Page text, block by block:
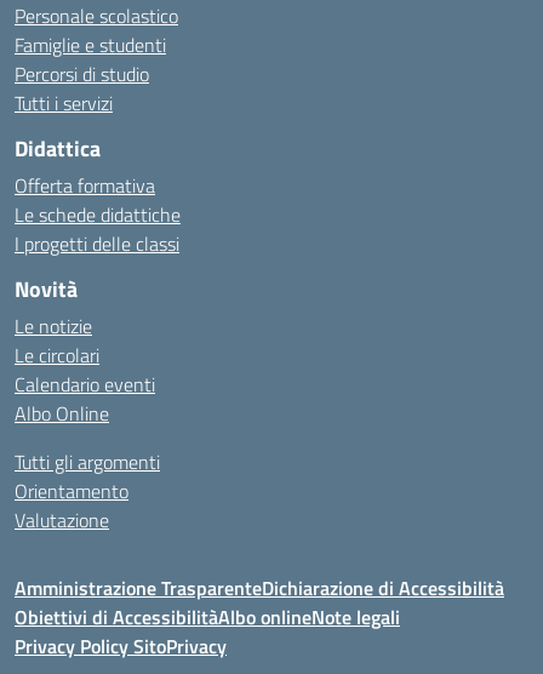
Personale scolastico
Famiglie e studenti
Percorsi di studio
Tutti i servizi
Didattica
Offerta formativa
Le schede didattiche
I progetti delle classi
Novità
Le notizie
Le circolari
Calendario eventi
Albo Online
Tutti gli argomenti
Orientamento
Valutazione
Amministrazione TrasparenteDichiarazione di Accessibilità
Obiettivi di AccessibilitàAlbo onlineNote legali
Privacy Policy SitoPrivacy